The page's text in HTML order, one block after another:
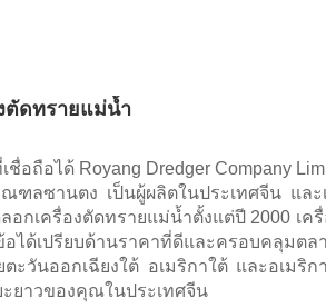
ตัดทรายแม่น้ำ
ชื่อถือได้ Royang Dredger Company
ฑลซานตง เป็นผู้ผลิตในประเทศจีน และ
อกเครื่องตัดทรายแม่น้ำตั้งแต่ปี 2000 เค
อได้เปรียบด้านราคาที่ดีและครอบคลุมต
ะวันออกเฉียงใต้ อเมริกาใต้ และอเมริก
ยาวของคุณในประเทศจีน